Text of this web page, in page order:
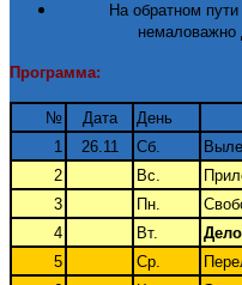
На обратном
немаловажно
Программа:
№ Дата
День
1
26.11 Сб.
2
Вс.
3
Пн.
4
Вт.
5
Ср.